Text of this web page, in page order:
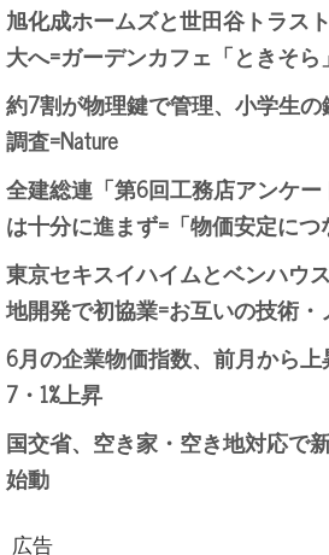
旭化成ホームズと世田谷トラス
大へ=ガーデンカフェ「ときそ
約7割が物理鍵で管理、小学生
調査=Nature
全建総連「第6回工務店アンケ
は十分に進まず=「物価安定に
東京セキスイハイムとベンハウ
地開発で初協業=お互いの技術
6月の企業物価指数、前月から
7・1%上昇
国交省、空き家・空き地対応で
始動
広告